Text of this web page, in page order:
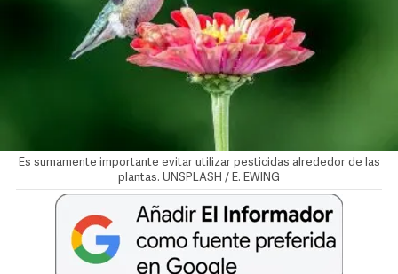
Es sumamente importante evitar utilizar pesticidas alrededor de las
plantas. UNSPLASH / E. EWING